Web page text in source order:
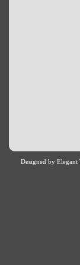
Designed by Elegant